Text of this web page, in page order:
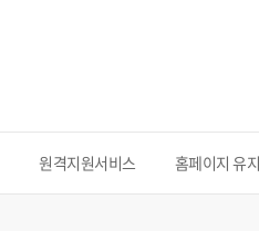
원격지원서비스 홈페이지 유